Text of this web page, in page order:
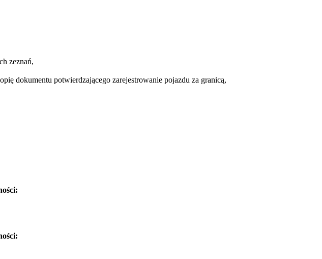
zeznań,
dokumentu potwierdzającego zarejestrowanie pojazdu za granicą,